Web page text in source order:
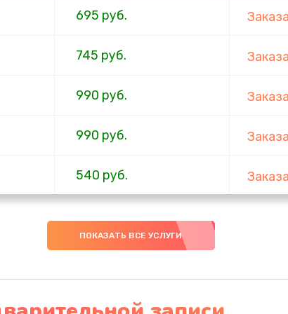
695 руб.
745 руб.
990 руб.
990 руб.
540 руб.
920 руб.
ПОКАЗАТЬ ВСЕ УСЛУГИ